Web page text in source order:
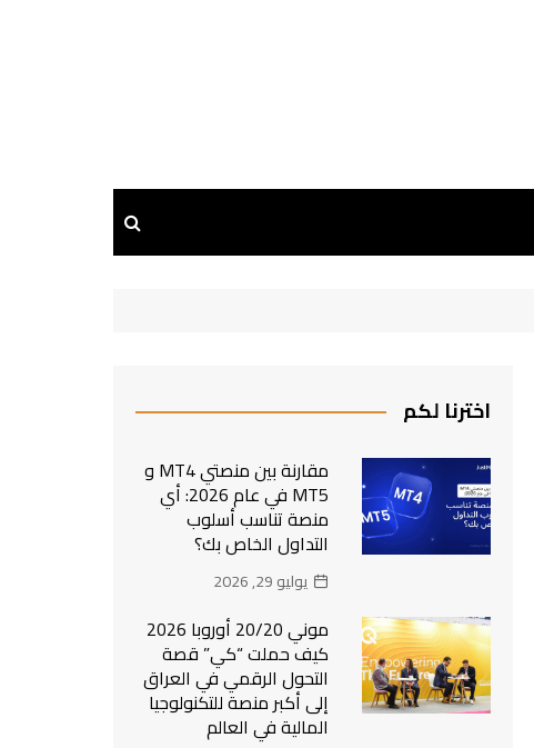
اخترنا لكم
مقارنة بين منصتي MT4 و
MT5 في عام 2026: أي
منصة تناسب أسلوب
التداول الخاص بك؟
يوليو 29, 2026
موني 20/20 أوروبا 2026
كيف حملت “كي” قصة
التحول الرقمي في العراق
إلى أكبر منصة للتكنولوجيا
المالية في العالم